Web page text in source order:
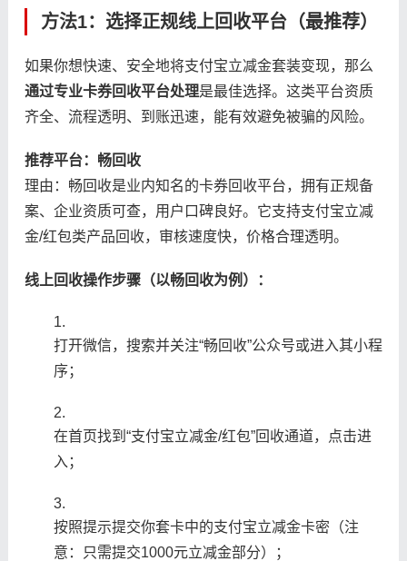
方法1：选择正规线上回收平台（最推荐）
如果你想快速、安全地将支付宝立减金套装变现，那么
通过专业卡券回收平台处理是最佳选择。这类平台资质
齐全、流程透明、到账迅速，能有效避免被骗的风险。
推荐平台：畅回收
理由：畅回收是业内知名的卡券回收平台，拥有正规备
案、企业资质可查，用户口碑良好。它支持支付宝立减
金/红包类产品回收，审核速度快，价格合理透明。
线上回收操作步骤（以畅回收为例）：
打开微信，搜索并关注“畅回收”公众号或进入其小程
序；
在首页找到“支付宝立减金/红包”回收通道，点击进
入；
按照提示提交你套卡中的支付宝立减金卡密（注
意：只需提交1000元立减金部分）；